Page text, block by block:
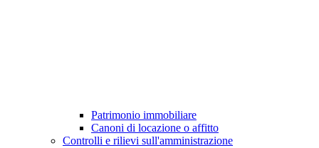
Patrimonio immobiliare
Canoni di locazione o affitto
Controlli e rilievi sull'amministrazione